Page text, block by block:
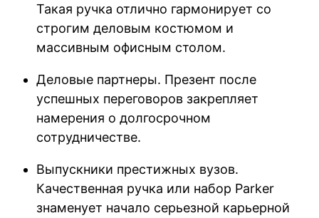
Такая ручка отлично гармонирует со
строгим деловым костюмом и
массивным офисным столом.
Деловые партнеры. Презент после
успешных переговоров закрепляет
намерения о долгосрочном
сотрудничестве.
Выпускники престижных вузов.
Качественная ручка или набор Parker
знаменует начало серьезной карьерной